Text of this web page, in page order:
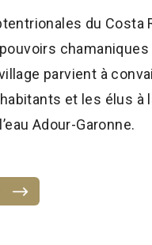
du
chamaniques
parvient à
et les élus à
Adour-Garonne.